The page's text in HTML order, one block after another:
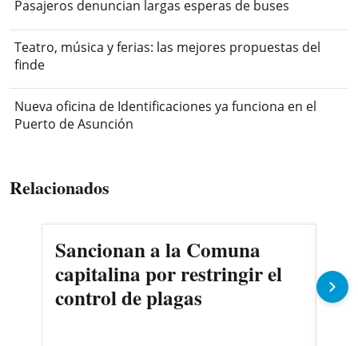
Pasajeros denuncian largas esperas de buses
Teatro, música y ferias: las mejores propuestas del
finde
Nueva oficina de Identificaciones ya funciona en el
Puerto de Asunción
Relacionados
Sancionan a la Comuna
capitalina por restringir el
control de plagas